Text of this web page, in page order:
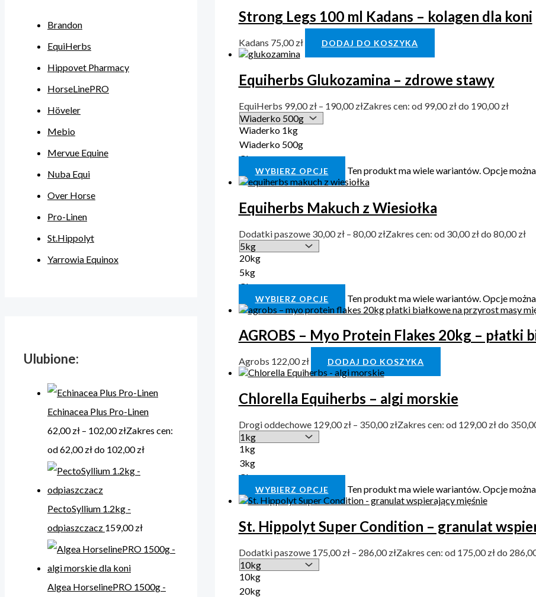
Brandon
EquiHerbs
Hippovet Pharmacy
HorseLinePRO
Höveler
Mebio
Mervue Equine
Nuba Equi
Over Horse
Pro-Linen
St.Hippolyt
Yarrowia Equinox
Ulubione:
Echinacea Plus Pro-Linen
62,00zł – 102,00złZakres cen:
od 62,00 zł do 102,00 zł
PectoSyllium 1.2kg -
odpiaszczacz 159,00zł
Algea HorselinePRO 1500g -
Strong Legs 100 ml Kadans – kolagen dla koni
Kadans 75,00zł DODAJ DO KOSZYKA
Equiherbs Glukozamina – zdrowe stawy
EquiHerbs 99,00zł – 190,00złZakres cen: od 99,00 zł do 190,00 zł
Wiaderko 1kg
Wiaderko 500g
Clear
WYBIERZ OPCJE Ten produkt ma wiele wariantów. Opcje
Equiherbs Makuch z Wiesiołka
Dodatki paszowe 30,00zł – 80,00złZakres cen: od 30,00 zł do 80,00 zł
20kg
5kg
Clear
WYBIERZ OPCJE Ten produkt ma wiele wariantów. Opcje
AGROBS – Myo Protein Flakes 20kg – płatki
Agrobs 122,00zł DODAJ DO KOSZYKA
Chlorella Equiherbs – algi morskie
Drogi oddechowe 129,00zł – 350,00złZakres cen: od 129,00 zł do
1kg
3kg
Clear
WYBIERZ OPCJE Ten produkt ma wiele wariantów. Opcje
St. Hippolyt Super Condition – granulat
Dodatki paszowe 175,00zł – 286,00złZakres cen: od 175,00 zł do
10kg
20kg